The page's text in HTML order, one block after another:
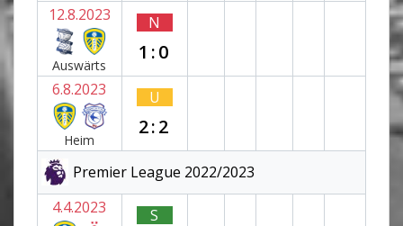
12.8.2023
Auswärts
N
1:0
6.8.2023
Heim
U
2:2
Premier League 2022/2023
4.4.2023
S